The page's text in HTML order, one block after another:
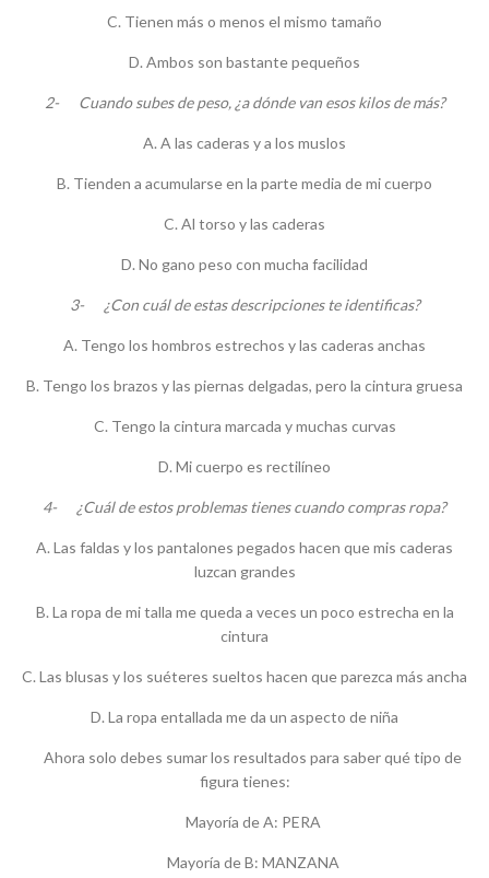
C. Tienen más o menos el mismo tamaño
D. Ambos son bastante pequeños
2- Cuando subes de peso, ¿a dónde van esos kilos de más?
A. A las caderas y a los muslos
B. Tienden a acumularse en la parte media de mi cuerpo
C. Al torso y las caderas
D. No gano peso con mucha facilidad
3- ¿Con cuál de estas descripciones te identificas?
A. Tengo los hombros estrechos y las caderas anchas
B. Tengo los brazos y las piernas delgadas, pero la cintura gruesa
C. Tengo la cintura marcada y muchas curvas
D. Mi cuerpo es rectilíneo
4- ¿Cuál de estos problemas tienes cuando compras ropa?
A. Las faldas y los pantalones pegados hacen que mis caderas
luzcan grandes
B. La ropa de mi talla me queda a veces un poco estrecha en la
cintura
C. Las blusas y los suéteres sueltos hacen que parezca más ancha
D. La ropa entallada me da un aspecto de niña
Ahora solo debes sumar los resultados para saber qué tipo de
figura tienes:
Mayoría de A: PERA
Mayoría de B: MANZANA